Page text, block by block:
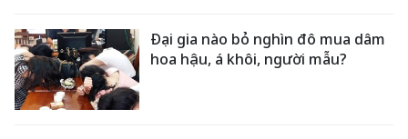
Đại gia nào bỏ nghìn đô mua dâm
hoa hậu, á khôi, người mẫu?